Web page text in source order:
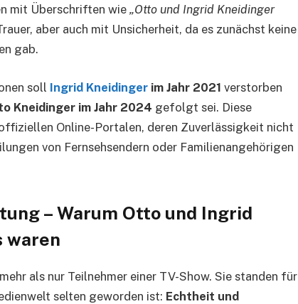
mit Überschriften wie „Otto und Ingrid Kneidinger
aber auch mit Unsicherheit, da es zunächst keine
gab.
soll Ingrid Kneidinger im Jahr 2021 verstorben
Kneidinger im Jahr 2024 gefolgt sei. Diese
Online-Portalen, deren Zuverlässigkeit nicht
von Fernsehsendern oder Familienangehörigen
– Warum Otto und Ingrid
waren
als nur Teilnehmer einer TV-Show. Sie standen für
selten geworden ist: Echtheit und